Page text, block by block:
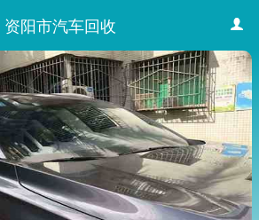
资阳市汽车回收